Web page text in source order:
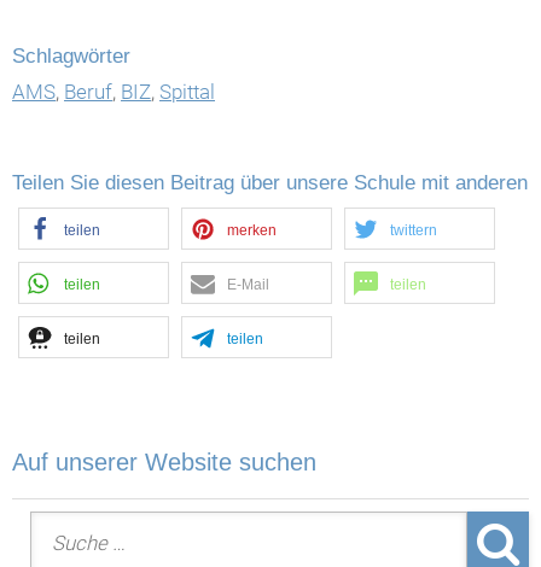
Schlagwörter
AMS, Beruf, BIZ, Spittal
Teilen Sie diesen Beitrag über unsere Schule mit anderen
teilen merken twittern
teilen E-Mail teilen
teilen teilen
Auf unserer Website suchen
Suche nach: